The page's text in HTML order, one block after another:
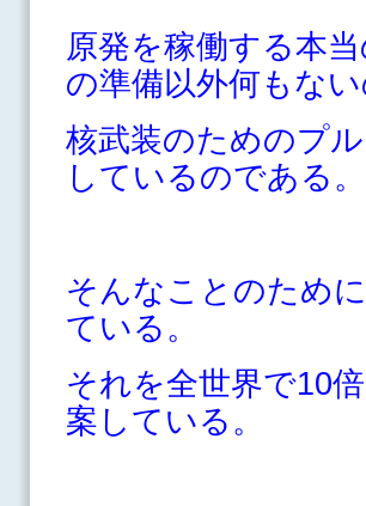
原発を稼働する本
の準備以外何もない
核武装のためのプ
しているのである。
そんなことのため
ている。
それを全世界で10
案している。